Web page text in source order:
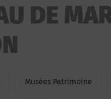
DE
Musées Patrimoine